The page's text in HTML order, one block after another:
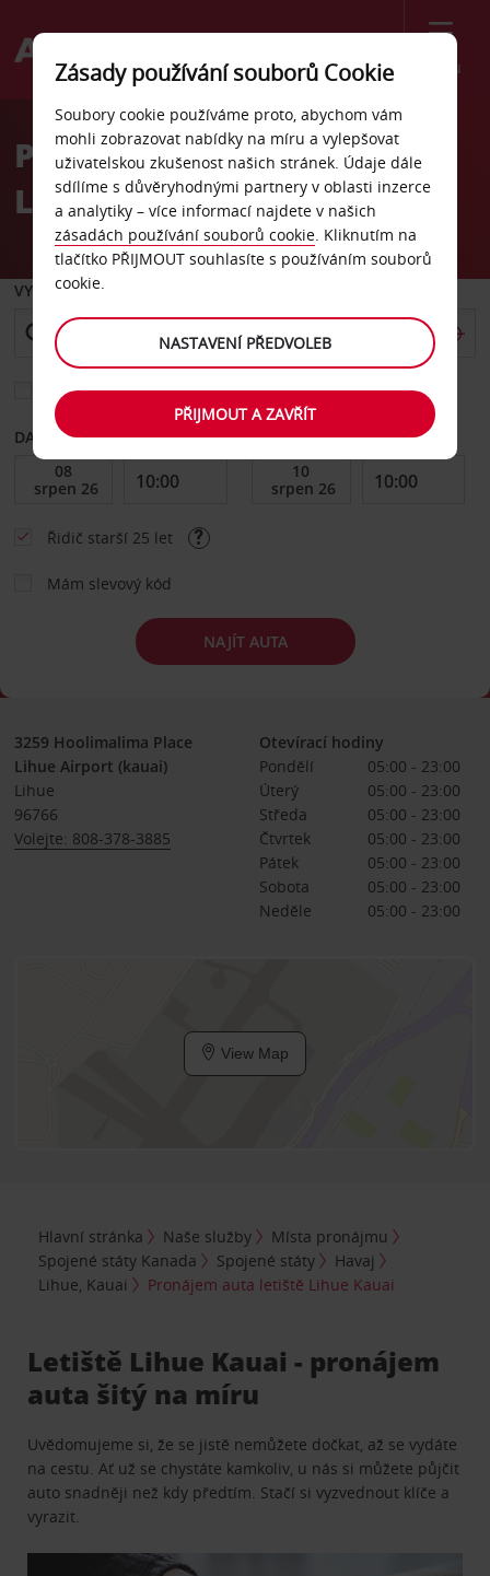
Menu
Welcome
AvisPronájem auta letiště
Lihue Kauai
VYZVEDNOUT Z
Vyberte si jiné místo vrácení
DATUM OD DATUM DO
Řidič starší 25 let
Mám slevový kód
NAJÍT AUTA
3259 Hoolimalima Place
Lihue Airport (kauai)
Lihue
96766
Volejte: 808-378-3885
Otevírací hodiny
Pondělí
05:00 - 23:00
Úterý
05:00 - 23:00
Středa
05:00 - 23:00
Čtvrtek
05:00 - 23:00
Pátek
05:00 - 23:00
Sobota
05:00 - 23:00
Neděle
05:00 - 23:00
View Map
Hlavní stránka Naše služby
Místa pronájmu
Spojené státy Kanada
Spojené státy
Havaj
Lihue, Kauai
Pronájem auta letiště Lihue Kauai
Letiště Lihue Kauai - pronájem
auta šitý na míru
Uvědomujeme si, že se jistě nemůžete dočkat, až se vydáte
na cestu. Ať už se chystáte kamkoliv, u nás si můžete půjčit
auto snadněji než kdy předtím. Stačí si vyzvednout klíče a
vyrazit.
Zásady používání souborů Cookie
Soubory cookie používáme proto, abychom vám
mohli zobrazovat nabídky na míru a vylepšovat
uživatelskou zkušenost našich stránek. Údaje dále
sdílíme s důvěryhodnými partnery v oblasti inzerce
a analytiky – více informací najdete v našich
zásadách používání souborů cookie. Kliknutím na
tlačítko PŘIJMOUT souhlasíte s používáním souborů
cookie.
NASTAVENÍ PŘEDVOLEB
PŘIJMOUT A ZAVŘÍT